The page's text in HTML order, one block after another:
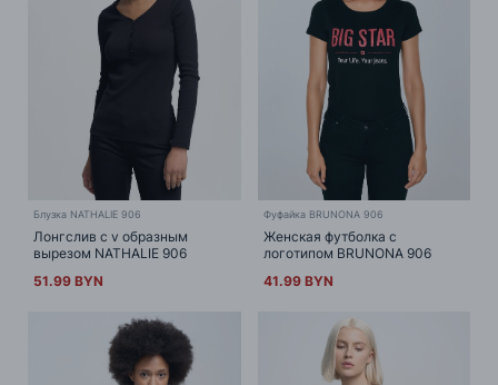
Блузка NATHALIE 906
Лонгслив с v образным
вырезом NATHALIE 906
51.99 BYN
Фуфайка BRUNONA 906
Женская футболка с
логотипом BRUNONA 906
41.99 BYN